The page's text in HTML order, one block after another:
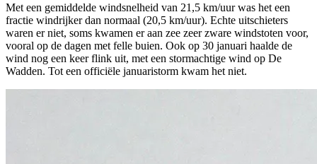
Met een gemiddelde windsnelheid van 21,5 km/uur was het een
fractie windrijker dan normaal (20,5 km/uur). Echte uitschieters
waren er niet, soms kwamen er aan zee zeer zware windstoten voor,
vooral op de dagen met felle buien. Ook op 30 januari haalde de
wind nog een keer flink uit, met een stormachtige wind op De
Wadden. Tot een officiële januaristorm kwam het niet.